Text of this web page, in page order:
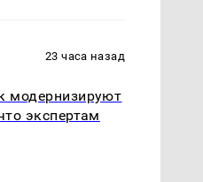
23 часа назад
модернизируют
экспертам